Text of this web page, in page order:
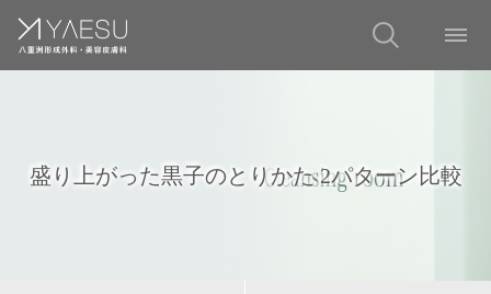
盛り上がった黒子のとりかた 2パターン比較